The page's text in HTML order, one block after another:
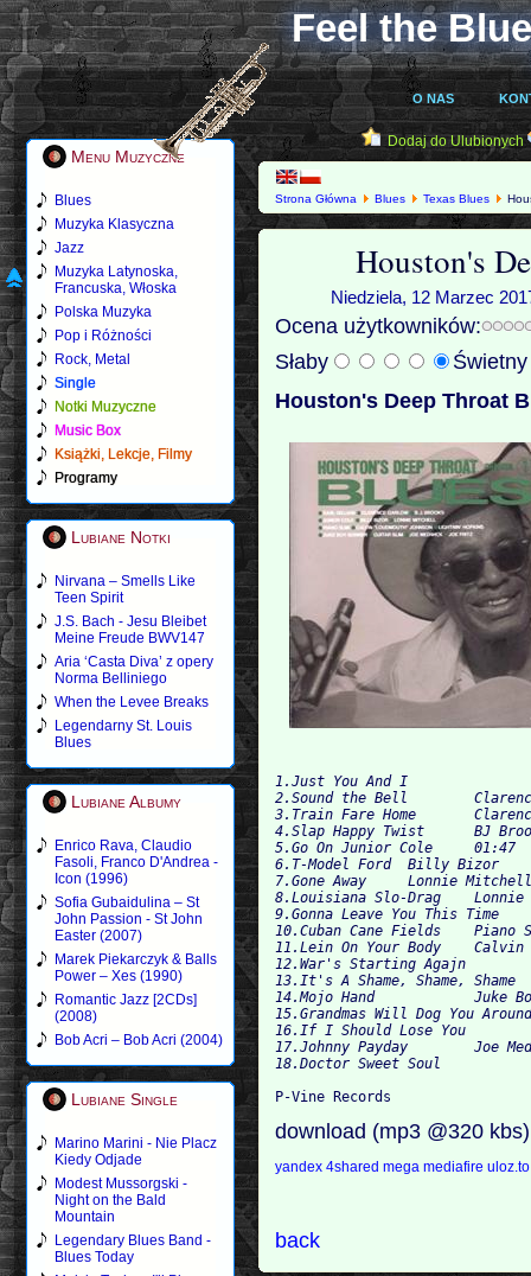
Feel the
O NAS
Menu Muzyczne
Blues
Muzyka Klasyczna
Jazz
Muzyka Latynoska,
Francuska, Włoska
Polska Muzyka
Pop i Różności
Rock, Metal
Single
Notki Muzyczne
Music Box
Książki, Lekcje, Filmy
Programy
Lubiane Notki
Nirvana – Smells Like
Teen Spirit
J.S. Bach - Jesu Bleibet
Meine Freude BWV147
Aria ‘Casta Diva’ z opery
Norma Belliniego
When the Levee Breaks
Legendarny St. Louis
Blues
Lubiane Albumy
Enrico Rava, Claudio
Fasoli, Franco D'Andrea -
Icon (1996)
Sofia Gubaidulina – St
John Passion - St John
Easter (2007)
Marek Piekarczyk & Balls
Power – Xes (1990)
Romantic Jazz [2CDs]
(2008)
Bob Acri – Bob Acri (2004)
Lubiane Single
Marino Marini - Nie Placz
Kiedy Odjade
Modest Mussorgski -
Night on the Bald
Mountain
Legendary Blues Band -
Blues Today
Dodaj do Ulubionych
Strona Główna Blues Texas Blues
Houston's
Niedziela, 12 Marzec
Ocena użytkowników:
Słaby
Houston's Deep Throat
1.Just You And I		Earl Gilliam 	03:22
2.Sound the Bell	Clarence Garlow 	02:40
3.Train Fare Home	Clarence Garlow 	02:26
4.Slap Happy Twist	BJ Brooks 	02:22
5.Go On	Junior Cole 	01:47
6.T-Model Ford	Billy Bizor 	04:37
7.Gone Away	Lonnie Mitchell 	02:21
8.Louisiana Slo-Drag	Lonnie Mitchell 	02:13
9.Gonna Leave You This Time	Piano Slim 	02:26
10.Cuban Cane Fields	Piano Slim 	02:11
11.Lein On Your Body	Calvin "Loudmouth" Johnson 	02:29
12.War's Starting Agajn		Lightnin' Hopkins 	00:28
13.It's A Shame, Shame, Shame		Juke Boy Bonner 	02:55
14.Mojo Hand		Juke Boy Bonner 	02:56
15.Grandmas Will Dog You Around	Juke Boy Bonner
16.If I Should Lose You		Guitar Slim 	02:10
17.Johnny Payday	Joe Medwick 	02:30
download (mp3 @320
yandex4sharedmegamediafire
back